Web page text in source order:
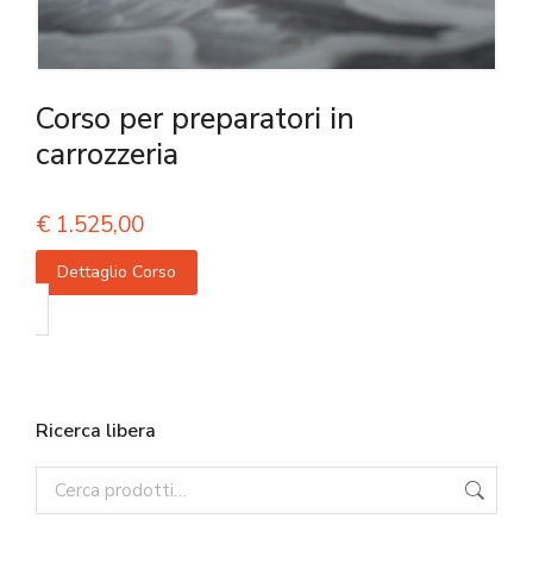
Corso per preparatori in
carrozzeria
€ 1.525,00
Dettaglio Corso
Ricerca libera